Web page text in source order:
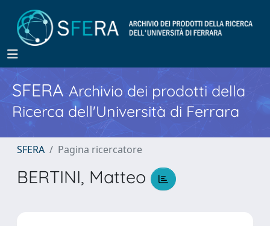
SFERA Archivio dei prodotti della
Ricerca dell'Università di Ferrara
SFERA Pagina ricercatore
BERTINI, Matteo